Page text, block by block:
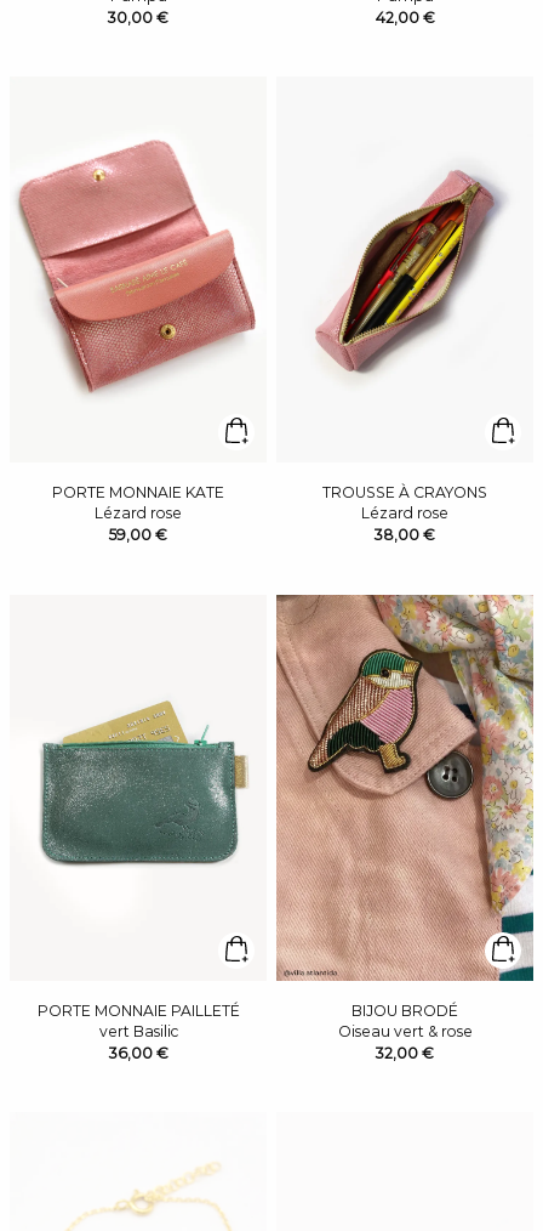
30,00 €
42,00 €
PORTE MONNAIE KATE
Lézard rose
59,00 €
TROUSSE À CRAYONS
Lézard rose
38,00 €
PORTE MONNAIE PAILLETÉ
vert Basilic
36,00 €
BIJOU BRODÉ
Oiseau vert & rose
32,00 €